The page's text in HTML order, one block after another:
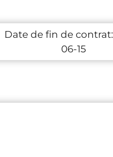
Date de fin de contrat:
06-15